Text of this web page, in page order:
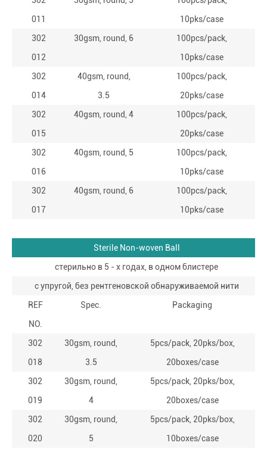
011
10pks/case
302
012
30gsm, round, 6
100pcs/pack,
10pks/case
302
014
40gsm, round,
3.5
100pcs/pack,
20pks/case
302
015
40gsm, round, 4
100pcs/pack,
20pks/case
302
016
40gsm, round, 5
100pcs/pack,
10pks/case
302
017
40gsm, round, 6
100pcs/pack,
10pks/case
Sterile Non-woven Ball
стерильно в 5 - х годах, в одном блистере
с упругой, без рентгеновской обнаруживаемой нити
REF
NO.
Spec. Packaging
302
018
30gsm, round,
3.5
5pcs/pack, 20pks/box,
20boxes/case
302
019
30gsm, round,
4
5pcs/pack, 20pks/box,
20boxes/case
302
020
30gsm, round,
5
5pcs/pack, 20pks/box,
10boxes/case